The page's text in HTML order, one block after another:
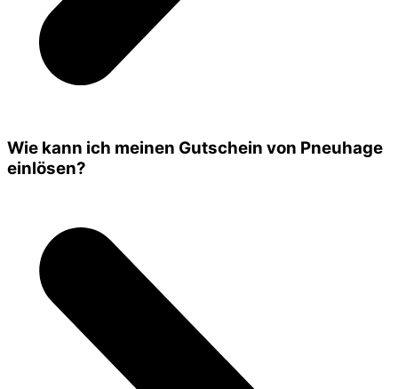
Wie kann ich meinen Gutschein von Pneuhage
einlösen?